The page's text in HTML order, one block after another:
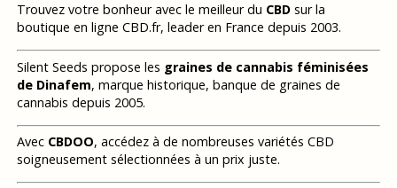
Trouvez votre bonheur avec le meilleur du CBDsur la
boutique en ligne CBD.fr, leader en France depuis 2003.
Silent Seeds propose les graines de cannabis féminisées
de Dinafem, marque historique, banque de graines de
cannabis depuis 2005.
Avec CBDOO, accédez à de nombreuses variétés CBD
soigneusement sélectionnées à un prix juste.